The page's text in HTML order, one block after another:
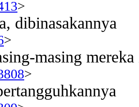
>
dibinasakannya
>
masing
>